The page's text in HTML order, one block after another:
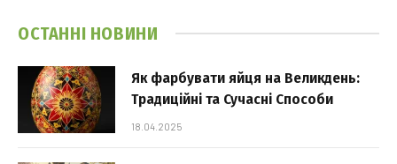
ОСТАННІ НОВИНИ
Як фарбувати яйця на Великдень:
Традиційні та Сучасні Способи
18.04.2025